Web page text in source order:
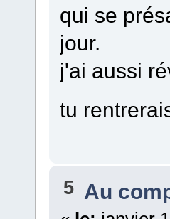
qui se
jour.
j'ai aussi
tu
5 Au